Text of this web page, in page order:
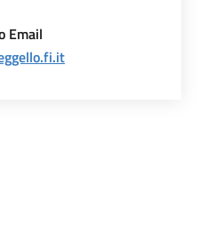
Email